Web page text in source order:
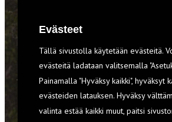
VARUSTEET
TILAA RETKI-LEHTI
Evästeet
Tällä sivustolla käytetään evästeitä.
evästeitä ladataan valitsemalla
Painamalla "Hyväksy kaikki", hyväksyt
evästeiden latauksen. Hyväksy
valinta estää kaikki muut, paitsi